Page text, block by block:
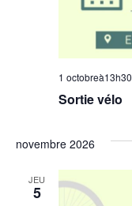
Sortie vélo
1 octobreà13h30
novembre 2026
JEU
5